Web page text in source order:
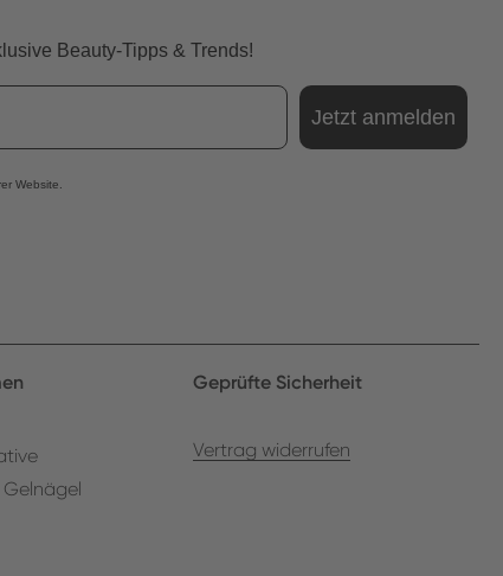
Beauty-Tipps & Trends!
Jetzt anmelden
Website.
Geprüfte Sicherheit
Vertrag widerrufen